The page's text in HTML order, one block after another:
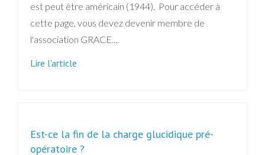
est peut être américain (1944). Pour accéder à
cette page, vous devez devenir membre de
l'association GRACE....
Lire l'article
Est-ce la fin de la charge glucidique pré-
opératoire ?